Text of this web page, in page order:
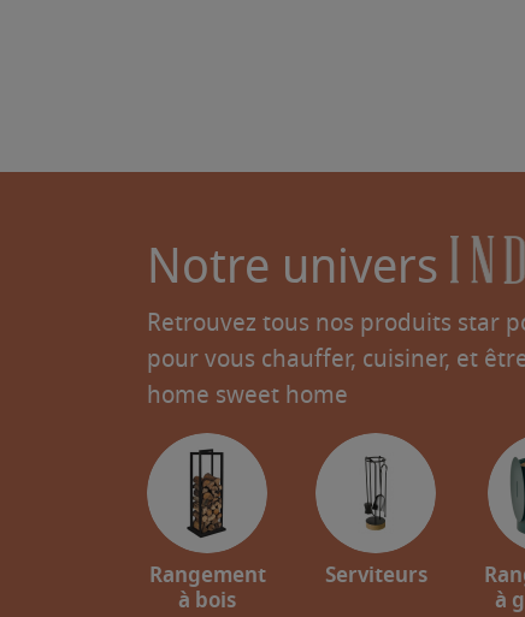
Notre univers
Retrouvez tous nos produits star
pour vous chauffer, cuisiner, et
home sweet home
Rangement
à bois
Serviteurs
à